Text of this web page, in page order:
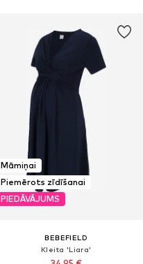
Māmiņai
Piemērots zīdīšanai
PIEDĀVĀJUMS
BEBEFIELD
Kleita 'Liara'